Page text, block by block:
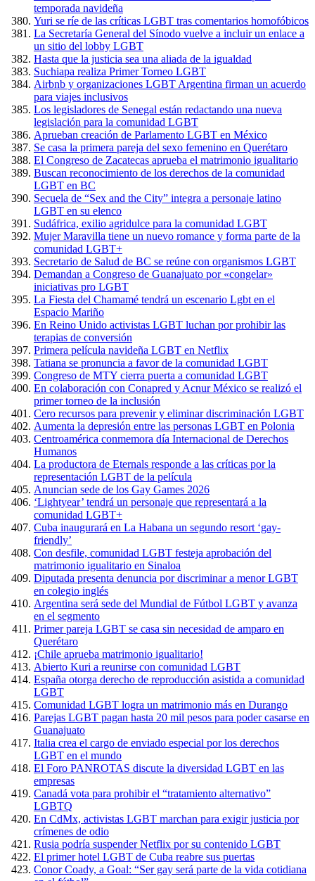
temporada navideña
Yuri se ríe de las críticas LGBT tras comentarios homofóbicos
La Secretaría General del Sínodo vuelve a incluir un enlace a
un sitio del lobby LGBT
Hasta que la justicia sea una aliada de la igualdad
Suchiapa realiza Primer Torneo LGBT
Airbnb y organizaciones LGBT Argentina firman un acuerdo
para viajes inclusivos
Los legisladores de Senegal están redactando una nueva
legislación para la comunidad LGBT
Aprueban creación de Parlamento LGBT en México
Se casa la primera pareja del sexo femenino en Querétaro
El Congreso de Zacatecas aprueba el matrimonio igualitario
Buscan reconocimiento de los derechos de la comunidad
LGBT en BC
Secuela de “Sex and the City” integra a personaje latino
LGBT en su elenco
Sudáfrica, exilio agridulce para la comunidad LGBT
Mujer Maravilla tiene un nuevo romance y forma parte de la
comunidad LGBT+
Secretario de Salud de BC se reúne con organismos LGBT
Demandan a Congreso de Guanajuato por «congelar»
iniciativas pro LGBT
La Fiesta del Chamamé tendrá un escenario Lgbt en el
Espacio Mariño
En Reino Unido activistas LGBT luchan por prohibir las
terapias de conversión
Primera película navideña LGBT en Netflix
Tatiana se pronuncia a favor de la comunidad LGBT
Congreso de MTY cierra puerta a comunidad LGBT
En colaboración con Conapred y Acnur México se realizó el
primer torneo de la inclusión
Cero recursos para prevenir y eliminar discriminación LGBT
Aumenta la depresión entre las personas LGBT en Polonia
Centroamérica conmemora día Internacional de Derechos
Humanos
La productora de Eternals responde a las críticas por la
representación LGBT de la película
Anuncian sede de los Gay Games 2026
‘Lightyear’ tendrá un personaje que representará a la
comunidad LGBT+
Cuba inaugurará en La Habana un segundo resort ‘gay-
friendly’
Con desfile, comunidad LGBT festeja aprobación del
matrimonio igualitario en Sinaloa
Diputada presenta denuncia por discriminar a menor LGBT
en colegio inglés
Argentina será sede del Mundial de Fútbol LGBT y avanza
en el segmento
Primer pareja LGBT se casa sin necesidad de amparo en
Querétaro
¡Chile aprueba matrimonio igualitario!
Abierto Kuri a reunirse con comunidad LGBT
España otorga derecho de reproducción asistida a comunidad
LGBT
Comunidad LGBT logra un matrimonio más en Durango
Parejas LGBT pagan hasta 20 mil pesos para poder casarse en
Guanajuato
Italia crea el cargo de enviado especial por los derechos
LGBT en el mundo
El Foro PANROTAS discute la diversidad LGBT en las
empresas
Canadá vota para prohibir el “tratamiento alternativo”
LGBTQ
En CdMx, activistas LGBT marchan para exigir justicia por
crímenes de odio
Rusia podría suspender Netflix por su contenido LGBT
El primer hotel LGBT de Cuba reabre sus puertas
Conor Coady, a Goal: “Ser gay será parte de la vida cotidiana